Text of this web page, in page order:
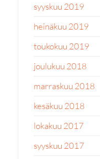
syyskuu 2019
heinäkuu 2019
toukokuu 2019
joulukuu 2018
marraskuu 2018
kesäkuu 2018
lokakuu 2017
syyskuu 2017